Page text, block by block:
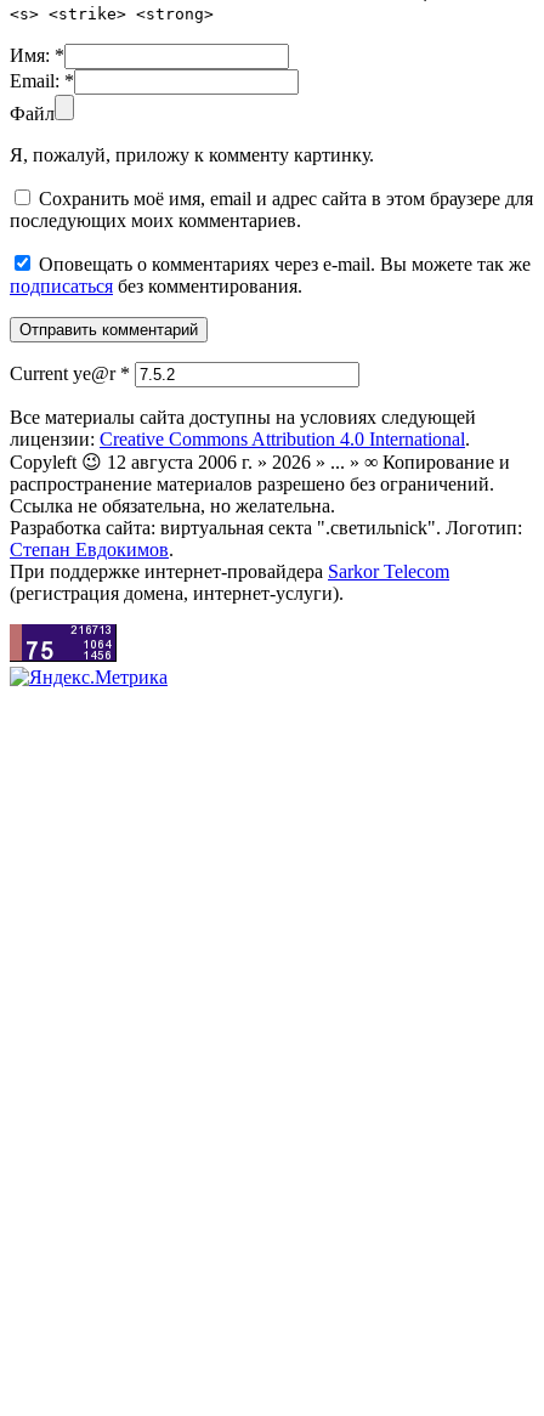
<s> <strike> <strong>
Имя: *
Email: *
Файл
Я, пожалуй, приложу к комменту картинку.
Сохранить моё имя, email и адрес сайта в этом браузере для
последующих моих комментариев.
Оповещать о комментариях через e-mail. Вы можете так же
подписаться без комментирования.
Current ye@r *
Все материалы сайта доступны на условиях следующей
лицензии: Creative Commons Attribution 4.0 International.
Copyleft 😉 12 августа 2006 г. » 2026 » ... » ∞ Копирование и
распространение материалов разрешено без ограничений.
Ссылка не обязательна, но желательна.
Разработка сайта: виртуальная секта ".светильnick". Логотип:
Степан Евдокимов.
При поддержке интернет-провайдера Sarkor Telecom
(регистрация домена, интернет-услуги).